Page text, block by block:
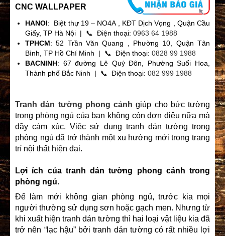
CNC WALLPAPER
HANOI: Biệt thự 19 – NO4A , KĐT Dịch Vọng , Quận Cầu
Giấy, TP Hà Nội | 📞 Điện thoại: 0963 64 1988
TPHCM: 52 Trần Văn Quang , Phường 10, Quận Tân
Bình, TP Hồ Chí Minh | 📞 Điện thoại: 0828 99 1988
BACNINH: 67 đường Lê Quý Đôn, Phường Suối Hoa,
Thành phố Bắc Ninh | 📞 Điện thoại: 082 999 1988
Tranh dán tường phong cảnh giúp cho bức tường
trong phòng ngủ của bạn không còn đơn điệu nữa mà
đầy cảm xúc. Việc sử dụng tranh dán tường trong
phòng ngủ đã trở thành một xu hướng mới trong trang
trí nội thất hiện đại.
Lợi ích của tranh dán tường phong cảnh trong
phòng ngủ.
Để làm mới không gian phòng ngủ, trước kia mọi
người thường sử dụng sơn hoặc gạch men. Nhưng từ
khi xuất hiện tranh dán tường thì hai loại vật liệu kia đã
trở nên “lạc hậu” bởi tranh dán tường có rất nhiều lợi